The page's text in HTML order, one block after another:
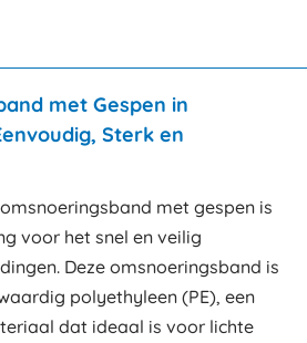
met Gespen in
Sterk en
met gespen is
voor het snel en veilig
Deze omsnoeringsband is
polyethyleen (PE), een
dat ideaal is voor lichte